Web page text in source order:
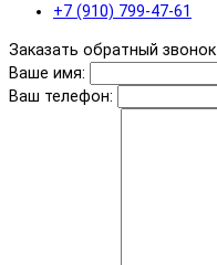
+7 (910) 799-47-61
Заказать обратный звонок
Ваше имя:
Ваш телефон: